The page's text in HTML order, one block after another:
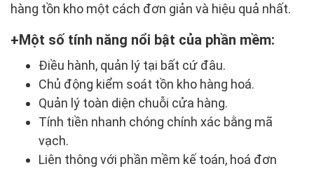
hàng tồn kho một cách đơn giản và hiệu quả nhất.
Một số tính năng nổi bật của phần mềm:
Điều hành, quản lý tại bất cứ đâu.
Chủ động kiểm soát tồn kho hàng hoá.
Quản lý toàn diện chuỗi cửa hàng.
Tính tiền nhanh chóng chính xác bằng mã
vạch.
Liên thông với phần mềm kế toán, hoá đơn